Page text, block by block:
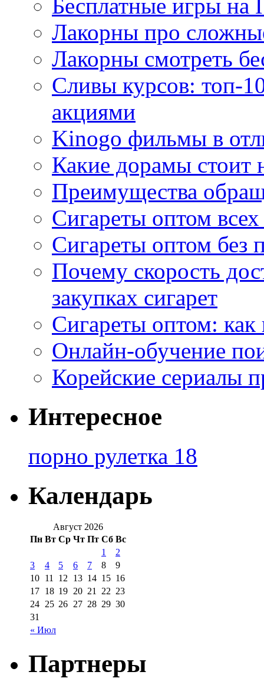
Бесплатные игры на
Лакорны про
Лакорны смотреть
Сливы курсов: топ-
акциями
Kinogo фильмы в
Какие дорамы стоит
Преимущества
Сигареты оптом
Сигареты оптом без
Почему скорость
закупках сигарет
Сигареты оптом:
Онлайн-обучение
Корейские сериалы
Интересное
порно рулетка 18
Календарь
Август 2026
Пн Вт Ср Чт Пт Сб Вс
« Июл
1
2
3
4 5 6 7 8
9
10 11 12 13 14 15 16
17 18 19 20 21 22 23
24 25 26 27 28 29 30
31
Партнеры